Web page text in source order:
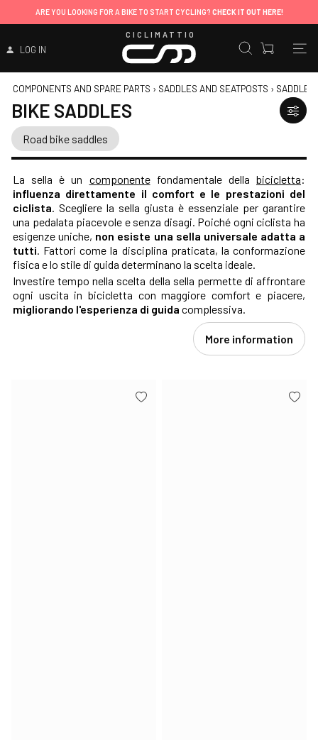
ARE YOU LOOKING FOR A BIKE TO START CYCLING? CHECK IT OUT HERE!
LOG IN
CICLIMATTIO
COMPONENTS AND SPARE PARTS › SADDLES AND SEATPOSTS › SADDLES
BIKE SADDLES
Road bike saddles
La sella è un componentefondamentale dellabicicletta:
influenza direttamente il comfort e le prestazioni del
ciclista. Scegliere la sella giusta è essenziale per garantire
una pedalata piacevole e senza disagi. Poiché ogni ciclista ha
esigenze uniche, non esiste una sella universale adatta a
tutti. Fattori come la disciplina praticata, la conformazione
fisica e lo stile di guida determinano la scelta ideale.
Investire tempo nella scelta della sella permette di affrontare
ogni uscita in bicicletta con maggiore comfort e piacere,
migliorando l'esperienza di guida complessiva.
More information